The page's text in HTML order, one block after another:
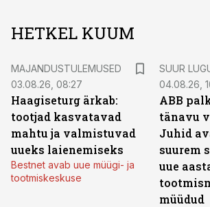
HETKEL KUUM
MAJANDUSTULEMUSED
03.08.26, 08:27
Haagiseturg ärkab:
tootjad kasvatavad
mahtu ja valmistuvad
uueks laienemiseks
Bestnet avab uue müügi- ja
tootmiskeskuse
SUUR
04.08.26,
ABB
tänavu
Juhid
suurem
uue
müüdud